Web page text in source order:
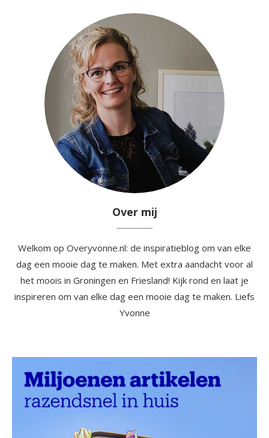
Over mij
Welkom op Overyvonne.nl: de inspiratieblog om van elke
dag een mooie dag te maken. Met extra aandacht voor al
het moois in Groningen en Friesland! Kijk rond en laat je
inspireren om van elke dag een mooie dag te maken. Liefs
Yvonne